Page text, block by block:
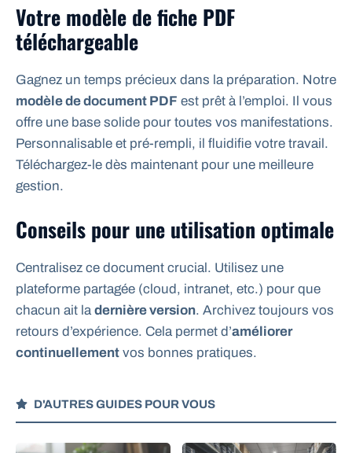
Votre modèle de fiche PDF
téléchargeable
Gagnez un temps précieux dans la préparation. Notre
modèle de document PDF est prêt à l’emploi. Il vous
offre une base solide pour toutes vos manifestations.
Personnalisable et pré-rempli, il fluidifie votre travail.
Téléchargez-le dès maintenant pour une meilleure
gestion.
Conseils pour une utilisation optimale
Centralisez ce document crucial. Utilisez une
plateforme partagée (cloud, intranet, etc.) pour que
chacun ait la dernière version. Archivez toujours vos
retours d’expérience. Cela permet d’améliorer
continuellement vos bonnes pratiques.
D'AUTRES GUIDES POUR VOUS